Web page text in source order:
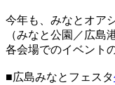
今年も、みなとオア
（みなと公園／広島
各会場でのイベント
■広島みなとフェスタ